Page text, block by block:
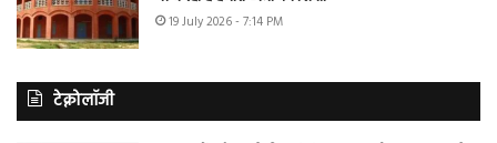
19 July 2026 - 7:14 PM
टेक्नोलॉजी